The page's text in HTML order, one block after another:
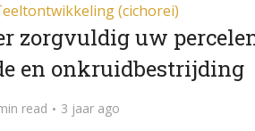
(cichorei)
zorgvuldig uw
en onkruidbestrijding
read 3 jaar ago